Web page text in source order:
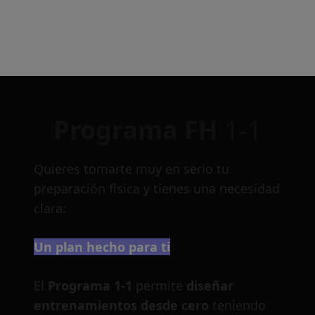
Quieres tomarte muy en serio tu
preparación física y tienes una necesidad
clara:
Un plan hecho para ti
El Programa 1-1 permite diseñar
entrenamientos desde cero teniendo